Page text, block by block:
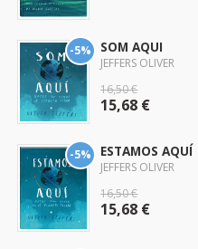
-5% SOM AQUI
JEFFERS OLIVER
16,50 €
15,68 €
-5% ESTAMOS AQUÍ
JEFFERS OLIVER
16,50 €
15,68 €